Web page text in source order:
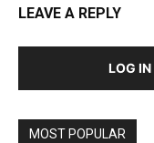
LEAVE A REPLY
LOG
MOST POPULAR